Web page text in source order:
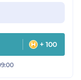
+ 100